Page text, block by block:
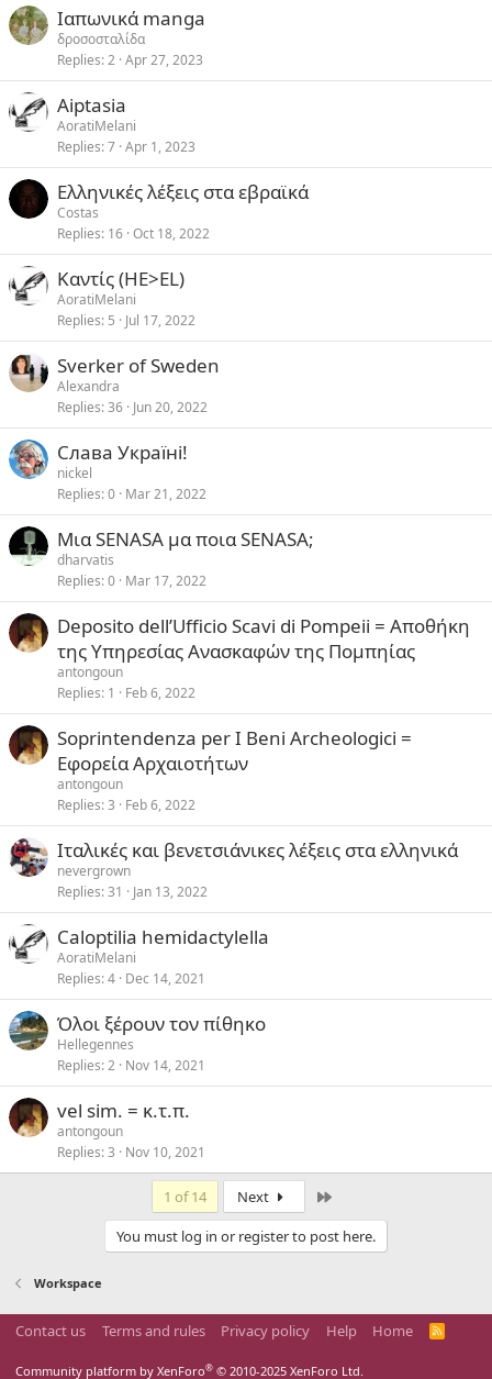
Ιαπωνικά manga
δροσοσταλίδα
Replies 2 Apr 27, 2023
Aiptasia
AoratiMelani
Replies 7 Apr 1, 2023
Ελληνικές λέξεις στα εβραϊκά
Costas
Replies 16 Oct 18, 2022
Καντίς (HE>EL)
AoratiMelani
Replies 5 Jul 17, 2022
Sverker of Sweden
Alexandra
Replies 36 Jun 20, 2022
Слава Україні!
nickel
Replies 0 Mar 21, 2022
Μια SENASA μα ποια SENASA;
dharvatis
Replies 0 Mar 17, 2022
Deposito dell’Ufficio Scavi di Pompeii = Αποθήκη
της Υπηρεσίας Ανασκαφών της Πομπηίας
antongoun
Replies 1 Feb 6, 2022
Soprintendenza per I Beni Archeologici =
Εφορεία Αρχαιοτήτων
antongoun
Replies 3 Feb 6, 2022
Ιταλικές και βενετσιάνικες λέξεις στα ελληνικά
nevergrown
Replies 31 Jan 13, 2022
Caloptilia hemidactylella
AoratiMelani
Replies 4 Dec 14, 2021
Όλοι ξέρουν τον πίθηκο
Hellegennes
Replies 2 Nov 14, 2021
vel sim. = κ.τ.π.
antongoun
Replies 3 Nov 10, 2021
1 of 14 Next
You must log in or register to post here.
Workspace
Contact us Terms and rules Privacy policy Help Home
R
Community platform by XenForo® © 2010-2025 XenForo Ltd.